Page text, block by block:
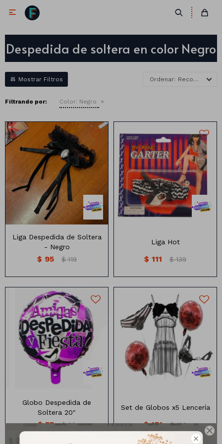


Despedida de soltera en color Negro
Recomendados
Filtrando por: Color: Negro
Liga Despedida de Soltera
- Negro
$ 95 $ 119
Liga hot
Liga Hot
$ 111 $ 139
Globo Desspedida de
soltera
Medidas: 20"
Globo Despedida de
Soltera 20"
$ 55 $ 69
Globos x5 unidades lenceria
Set de Globos x5 Lencería
$ 151 $ 189
Lentes
Corbatas
Collares
Gorros
Vinchas
Con forma
Clásicas
Platos
Matte